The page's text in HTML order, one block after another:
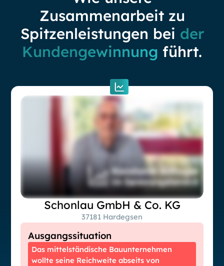
Zusammenarbeit zu
Spitzenleistungen bei der
Kundengewinnung führt.
Ausgangssituation
Das mittelständische Bauunternehmen
wollte seine Reichweite abseits von
Schonlau GmbH & Co. KG
37181 Hardegsen